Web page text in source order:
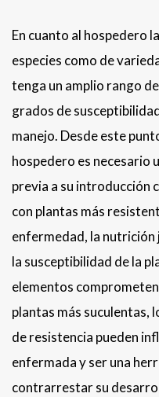
En cuanto al hospedero
especies como de
tenga un amplio rango
grados de
manejo. Desde este
hospedero es necesario
previa a su introducción
con plantas más
enfermedad, la nutrición
la susceptibilidad de la
elementos
plantas más
de resistencia pueden
enfermada y ser una
contrarrestar su